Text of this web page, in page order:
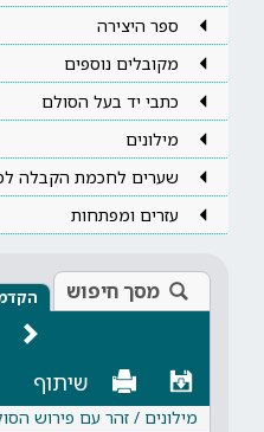
ספר היצירה
מקובלים נוספים
כתבי יד בעל הסולם
מילונים
שערים לחכמת הקבלה
עזרים ומפתחות
מסך חיפוש
שיתוף
מילונים / זהר עם פירוש